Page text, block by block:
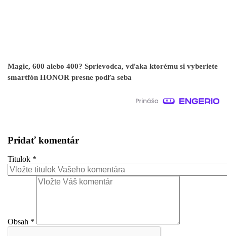
Magic, 600 alebo 400? Sprievodca, vďaka ktorému si vyberiete
smartfón HONOR presne podľa seba
Pridať komentár
Titulok *
Obsah *